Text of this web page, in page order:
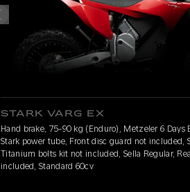
STARK VARG EX
Hand brake, 75-90 kg (Enduro), Metzeler 6 Days
Stark power tube, Front disc guard not included,
Titanium bolts kit not included, Sella Regular,
included, Standard 60cv